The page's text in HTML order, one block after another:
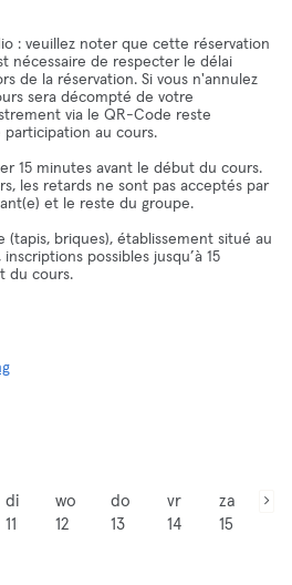
: veuillez noter que cette réservation
nécessaire de respecter le délai
de la réservation. Si vous n'annulez
sera décompté de votre
via le QR-Code reste
participation au cours.
15 minutes avant le début du cours.
les retards ne sont pas acceptés par
et le reste du groupe.
(tapis, briques), établissement situé au
inscriptions possibles jusqu’à 15
du cours.
di
11
wo
12
do
13
vr
14
za
15